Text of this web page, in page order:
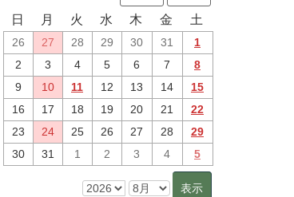
日 月 火 水 木 金 土
26 27 28 29 30 31
1
2
3 4 5 6 7
8
9
10 11 12 13 14
15
16
17 18 19 20 21
22
23
24 25 26 27 28
29
30
31 1 2 3 4 5